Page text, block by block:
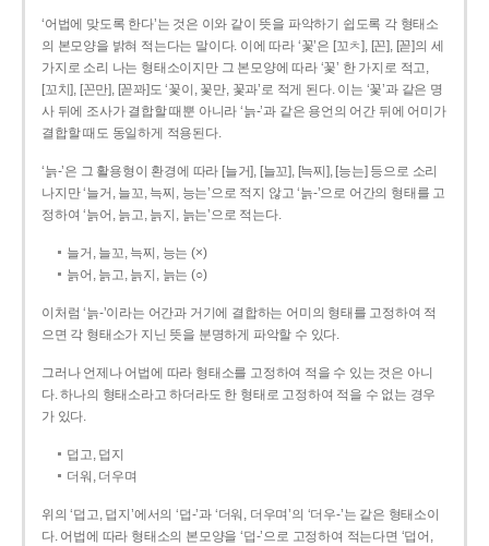
‘어법에 맞도록 한다’는 것은 이와 같이 뜻을 파악하기 쉽도록 각 형태소
의 본모양을 밝혀 적는다는 말이다. 이에 따라 ‘꽃’은 [꼬ㅊ], [꼰], [꼳]의 세
가지로 소리 나는 형태소이지만 그 본모양에 따라 ‘꽃’ 한 가지로 적고,
[꼬치], [꼰만], [꼳꽈]도 ‘꽃이, 꽃만, 꽃과’로 적게 된다. 이는 ‘꽃’과 같은 명
사 뒤에 조사가 결합할 때뿐 아니라 ‘늙-’과 같은 용언의 어간 뒤에 어미가
결합할 때도 동일하게 적용된다.
‘늙-’은 그 활용형이 환경에 따라 [늘거], [늘꼬], [늑찌], [능는] 등으로 소리
나지만 ‘늘거, 늘꼬, 늑찌, 능는’으로 적지 않고 ‘늙-’으로 어간의 형태를 고
정하여 ‘늙어, 늙고, 늙지, 늙는’으로 적는다.
늘거, 늘꼬, 늑찌, 능는 (×)
늙어, 늙고, 늙지, 늙는 (○)
이처럼 ‘늙-­’이라는 어간과 거기에 결합하는 어미의 형태를 고정하여 적
으면 각 형태소가 지닌 뜻을 분명하게 파악할 수 있다.
그러나 언제나 어법에 따라 형태소를 고정하여 적을 수 있는 것은 아니
다. 하나의 형태소라고 하더라도 한 형태로 고정하여 적을 수 없는 경우
가 있다.
덥고, 덥지
더워, 더우며
위의 ‘덥고, 덥지’에서의 ‘덥-­’과 ‘더워, 더우며’의 ‘더우-­’는 같은 형태소이
다. 어법에 따라 형태소의 본모양을 ‘덥-­’으로 고정하여 적는다면 ‘덥어,